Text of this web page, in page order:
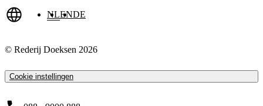
NLENDE
© Rederij Doeksen 2026
Cookie instellingen